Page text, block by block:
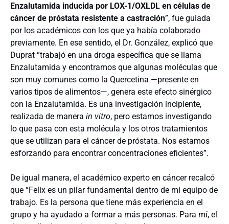
Enzalutamida inducida por LOX-1/OXLDL en células de
cáncer de próstata resistente a castración”, fue guiada
por los académicos con los que ya había colaborado
previamente. En ese sentido, el Dr. González, explicó que
Duprat “trabajó en una droga específica que se llama
Enzalutamida y encontramos que algunas moléculas que
son muy comunes como la Quercetina —presente en
varios tipos de alimentos—, genera este efecto sinérgico
con la Enzalutamida. Es una investigación incipiente,
realizada de manera in vitro, pero estamos investigando
lo que pasa con esta molécula y los otros tratamientos
que se utilizan para el cáncer de próstata. Nos estamos
esforzando para encontrar concentraciones eficientes”.
De igual manera, el académico experto en cáncer recalcó
que “Felix es un pilar fundamental dentro de mi equipo de
trabajo. Es la persona que tiene más experiencia en el
grupo y ha ayudado a formar a más personas. Para mí, el